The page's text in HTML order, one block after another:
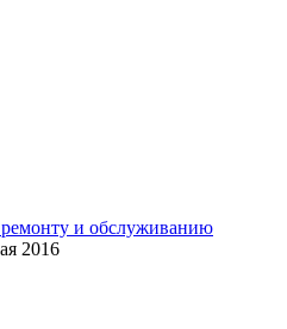
и обслуживанию
2016